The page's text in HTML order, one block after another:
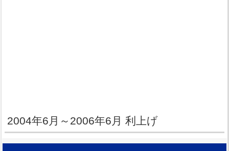
2004年6月～2006年6月 利上げ